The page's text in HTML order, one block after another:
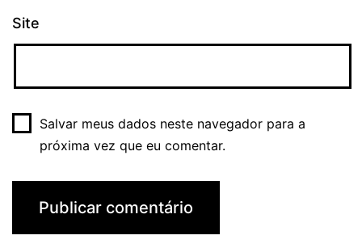
Site
Salvar meus dados neste navegador para a
próxima vez que eu comentar.